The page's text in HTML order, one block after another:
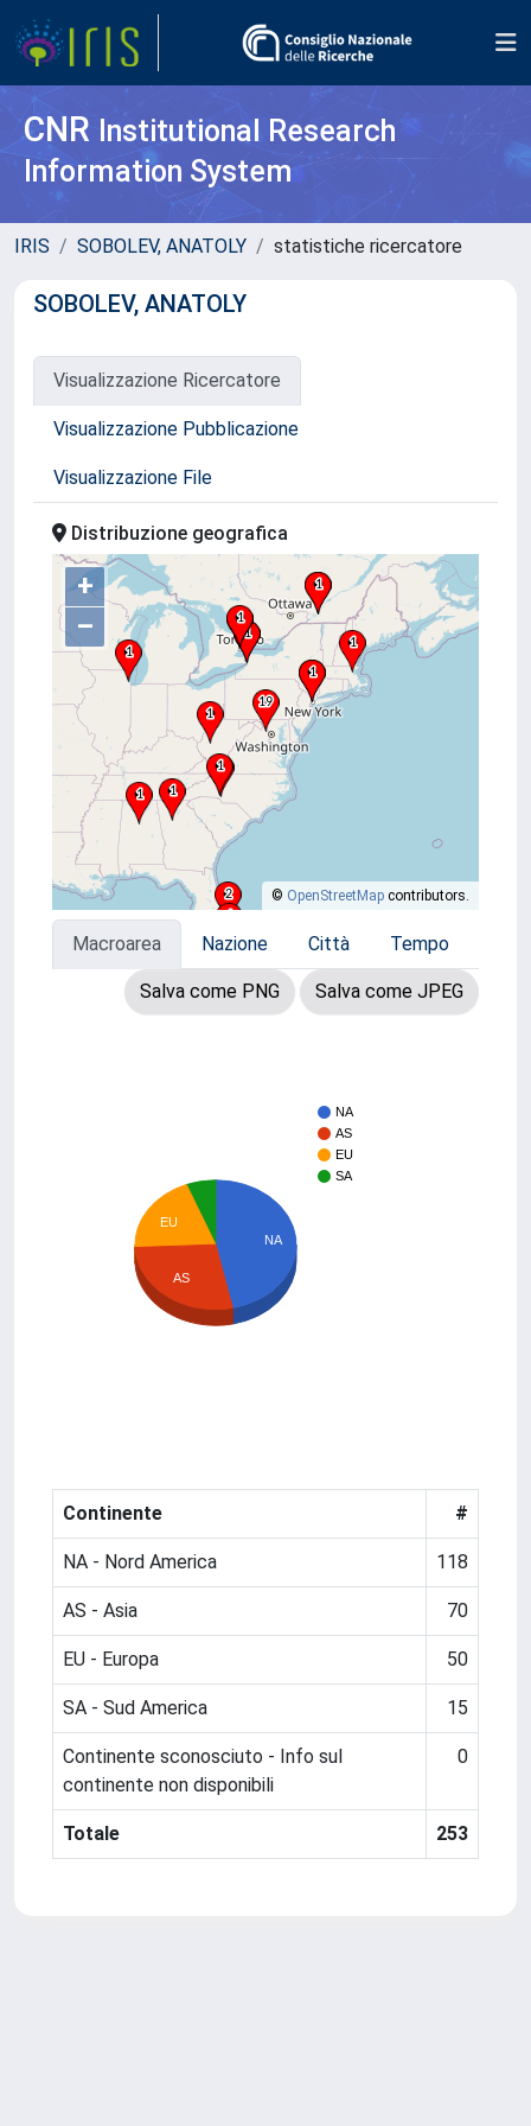
CNR Institutional Research
Information System
IRIS SOBOLEV, ANATOLY statistiche ricercatore
SOBOLEV, ANATOLY
Visualizzazione Ricercatore
Visualizzazione Pubblicazione
Visualizzazione File
Distribuzione geografica
+
–
© OpenStreetMap contributors.
Macroarea Nazione Città Tempo
Salva come PNG Salva come JPEG
NA
AS
EU
SA
NA
EU
AS
Continente #
NA - Nord America 118
AS - Asia 70
EU - Europa 50
SA - Sud America 15
Continente sconosciuto - Info sul
continente non disponibili
0
Totale 253